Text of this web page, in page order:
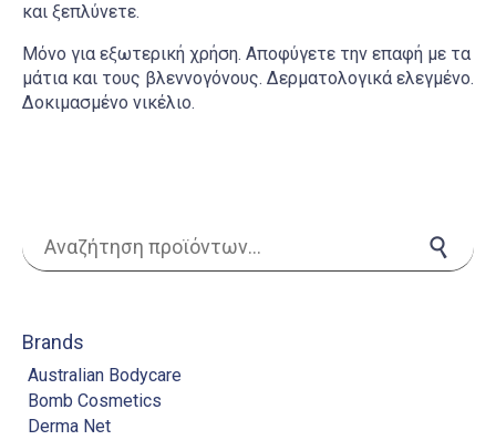
και ξεπλύνετε.
Μόνο για εξωτερική χρήση. Αποφύγετε την επαφή με τα
μάτια και τους βλεννογόνους. Δερματολογικά ελεγμένο.
Δοκιμασμένο νικέλιο.
Brands
Australian Bodycare
Bomb Cosmetics
Derma Net